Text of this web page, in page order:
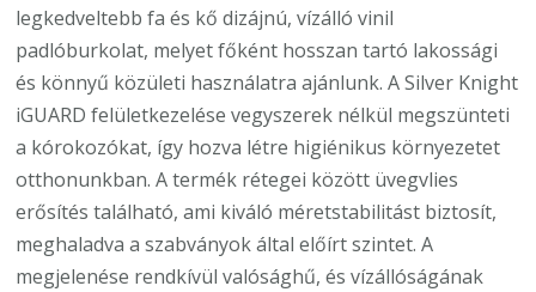
legkedveltebb fa és kő dizájnú, vízálló vinil
padlóburkolat, melyet főként hosszan tartó lakossági
és könnyű közületi használatra ajánlunk. A Silver Knight
iGUARD felületkezelése vegyszerek nélkül megszünteti
a kórokozókat, így hozva létre higiénikus környezetet
otthonunkban. A termék rétegei között üvegvlies
erősítés található, ami kiváló méretstabilitást biztosít,
meghaladva a szabványok által előírt szintet. A
megjelenése rendkívül valósághű, és vízállóságának